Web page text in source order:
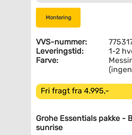
Montering
VVS-nummer:
Leveringstid:
1-2
Farve:
Fri fragt fra 4.995,-
Grohe Essentials pakke -
sunrise